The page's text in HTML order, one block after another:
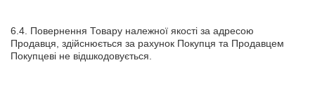
6.4. Повернення Товару належної якості за адресою
Продавця, здійснюється за рахунок Покупця та Продавцем
Покупцеві не відшкодовується.